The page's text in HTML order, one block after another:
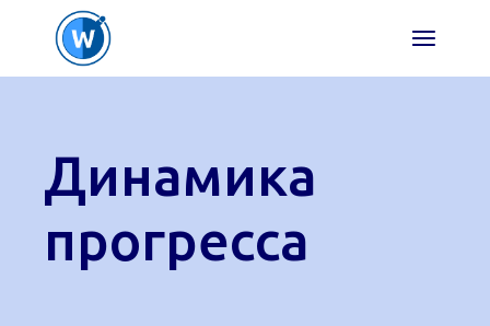
Перейти
содержимому
Динамика
прогресса